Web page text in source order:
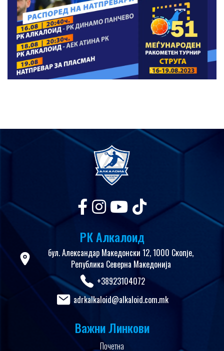
РК Алкалоид
бул. Александар Македонски 12, 1000 Скопје,
Република Северна Македонија
+38923104072
adrkalkaloid@alkaloid.com.mk
Важни Линкови
Почетна